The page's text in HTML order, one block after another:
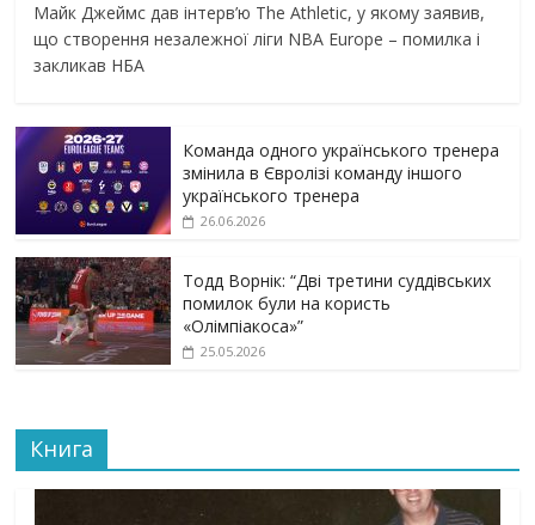
Майк Джеймс дав інтерв’ю The Athletic, у якому заявив,
що створення незалежної ліги NBA Europe – помилка і
закликав НБА
Команда одного українського тренера
змінила в Євролізі команду іншого
українського тренера
26.06.2026
Тодд Ворнік: “Дві третини суддівських
помилок були на користь
«Олімпіакоса»”
25.05.2026
Книга